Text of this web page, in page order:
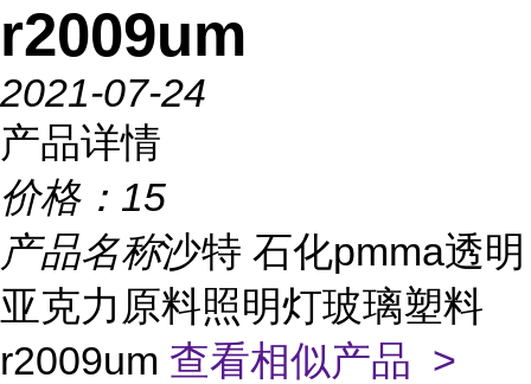
r2009um
2021-07-24
产品详情
价格： 15
产品名称沙特 石化pmma透明
亚克力原料照明灯玻璃塑料
r2009um 查看相似产品 >